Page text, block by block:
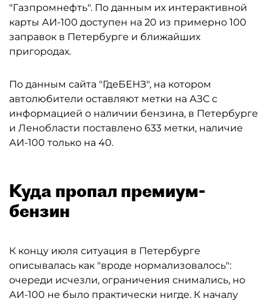
"Газпромнефть". По данным их интерактивной
карты АИ-100 доступен на 20 из примерно 100
заправок в Петербурге и ближайших
пригородах.
По данным сайта "ГдеБЕНЗ", на котором
автолюбители оставляют метки на АЗС с
информацией о наличии бензина, в Петербурге
и Ленобласти поставлено 633 метки, наличие
АИ-100 только на 40.
Куда пропал премиум-
бензин
К концу июля ситуация в Петербурге
описывалась как "вроде нормализовалось":
очереди исчезли, ограничения снимались, но
АИ-100 не было практически нигде. К началу